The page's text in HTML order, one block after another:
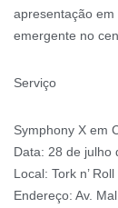
apresentação em
emergente no
Serviço
Symphony X em
Data: 28 de julho
Local: Tork n’ Roll
Endereço: Av.